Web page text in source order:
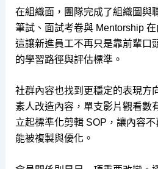
在組織面，團隊完成了組織圖與
筆試、面試考卷與 Mentorship
這讓新進員工不再只是靠前輩口
的學習路徑與評估標準。
社群內容也找到更穩定的表現方
素人改造內容，單支影片觀看數
立起標準化剪輯 SOP，讓內容
能被複製與優化。